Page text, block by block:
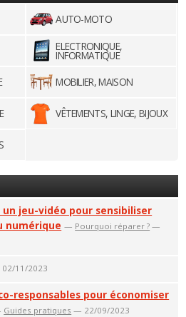
AUTO-MOTO
ELECTRONIQUE,
INFORMATIQUE
MOBILIER, MAISON
VÊTEMENTS, LINGE, BIJOUX
un jeu-vidéo pour sensibiliser
numérique — Pourquoi réparer ? —
11/2023
responsables pour économiser
Guides pratiques — 22/09/2023